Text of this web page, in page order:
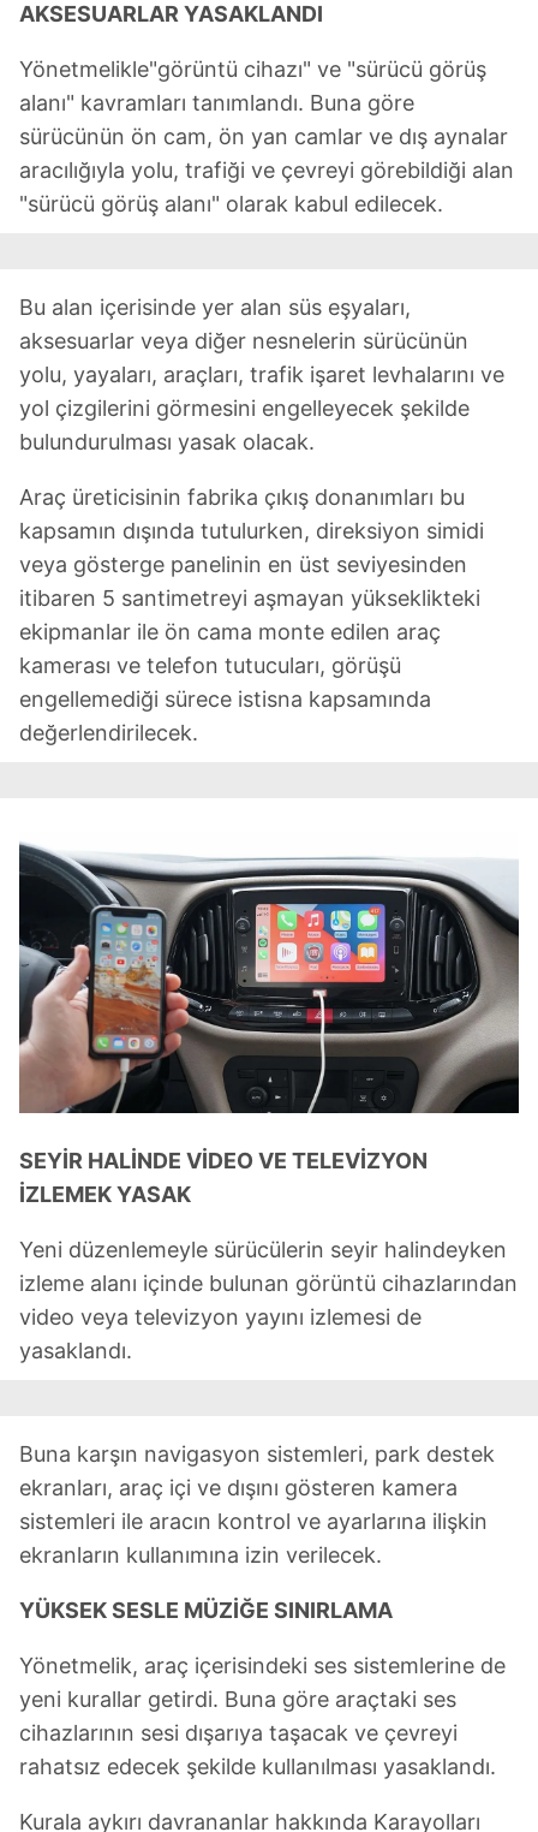
AKSESUARLAR YASAKLANDI
Yönetmelikle"görüntü cihazı" ve "sürücü görüş
alanı" kavramları tanımlandı. Buna göre
sürücünün ön cam, ön yan camlar ve dış aynalar
aracılığıyla yolu, trafiği ve çevreyi görebildiği alan
"sürücü görüş alanı" olarak kabul edilecek.
Bu alan içerisinde yer alan süs eşyaları,
aksesuarlar veya diğer nesnelerin sürücünün
yolu, yayaları, araçları, trafik işaret levhalarını ve
yol çizgilerini görmesini engelleyecek şekilde
bulundurulması yasak olacak.
Araç üreticisinin fabrika çıkış donanımları bu
kapsamın dışında tutulurken, direksiyon simidi
veya gösterge panelinin en üst seviyesinden
itibaren 5 santimetreyi aşmayan yükseklikteki
ekipmanlar ile ön cama monte edilen araç
kamerası ve telefon tutucuları, görüşü
engellemediği sürece istisna kapsamında
değerlendirilecek.
SEYİR HALİNDE VİDEO VE TELEVİZYON
İZLEMEK YASAK
Yeni düzenlemeyle sürücülerin seyir halindeyken
izleme alanı içinde bulunan görüntü cihazlarından
video veya televizyon yayını izlemesi de
yasaklandı.
Buna karşın navigasyon sistemleri, park destek
ekranları, araç içi ve dışını gösteren kamera
sistemleri ile aracın kontrol ve ayarlarına ilişkin
ekranların kullanımına izin verilecek.
YÜKSEK SESLE MÜZİĞE SINIRLAMA
Yönetmelik, araç içerisindeki ses sistemlerine de
yeni kurallar getirdi. Buna göre araçtaki ses
cihazlarının sesi dışarıya taşacak ve çevreyi
rahatsız edecek şekilde kullanılması yasaklandı.
Kurala aykırı davrananlar hakkında Karayolları